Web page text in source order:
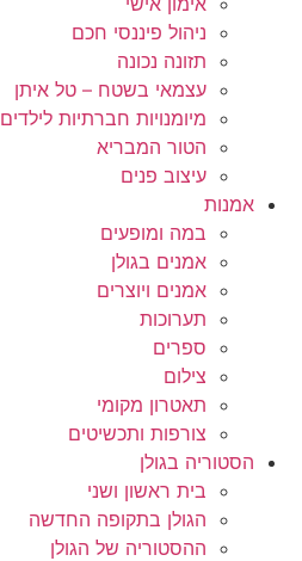
ניהול פיננסי חכם
תזונה נכונה
עצמאי בשטח – טל איתן
מיומנויות חברתיות לילדים
הטור המבריא
עיצוב פנים
אמנות
במה ומופעים
אמנים בגולן
אמנים ויוצרים
תערוכות
ספרים
צילום
תאטרון מקומי
צורפות ותכשיטים
הסטוריה בגולן
בית ראשון ושני
הגולן בתקופה החדשה
ההסטוריה של הגולן